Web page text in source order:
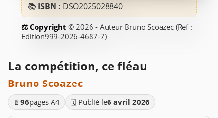
📚 ISBN : DSO2025028840
© 2026 - Auteur Bruno Scoazec (Ref :
Edition999-2026-4687-7)
La compétition, ce fléau
Bruno Scoazec
📄 96pages A4 🗓️ Publié le6 avril 2026